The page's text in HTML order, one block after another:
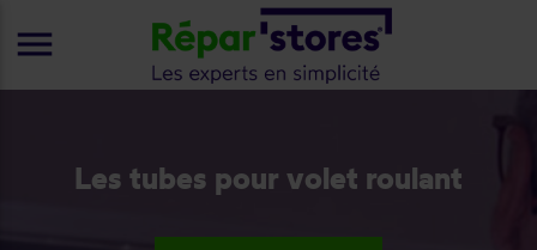
Les tubes pour volet roulant
menu